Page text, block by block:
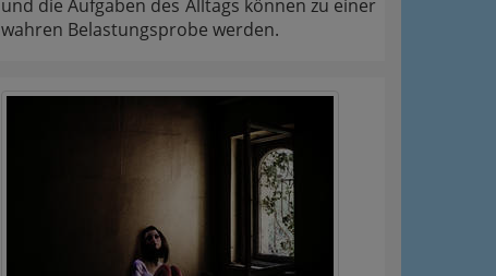
und die Aufgaben des Alltags können zu einer
wahren Belastungsprobe werden.